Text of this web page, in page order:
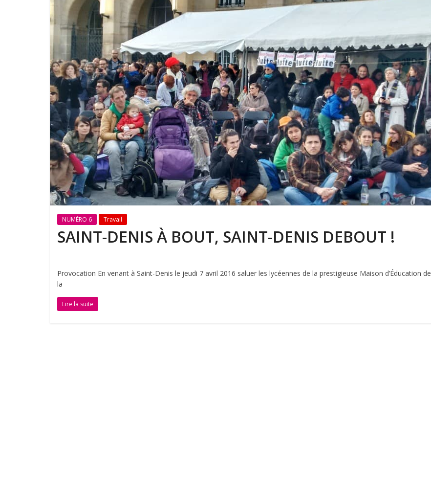
NUMÉRO 6 Travail
SAINT-DENIS À BOUT, SAINT-DENIS DEBOUT !
Provocation En venant à Saint-Denis le jeudi 7 avril 2016 saluer les lycéennes de la prestigieuse Maison d’Éducation de
la
Lire la suite